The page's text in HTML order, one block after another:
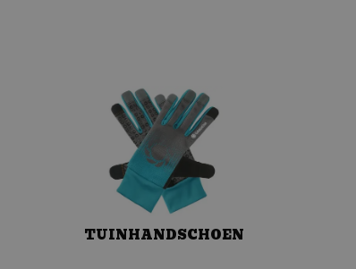
TUINHANDSCHOEN